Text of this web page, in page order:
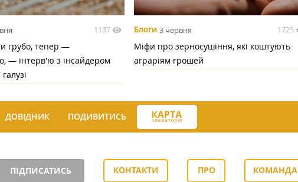
1137
грубо, тепер —
— інтерв'ю з інсайдером
Блоги 3 червня 1725
Міфи про зерносушіння, які коштують
аграріям грошей
ДОВІДНИК ПОДИВИТИСЬ
ПІДПИСАТИСЬ КОНТАКТИ
ПРО
КОМАНДА